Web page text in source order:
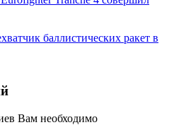
баллистических ракет в
Вам необходимо